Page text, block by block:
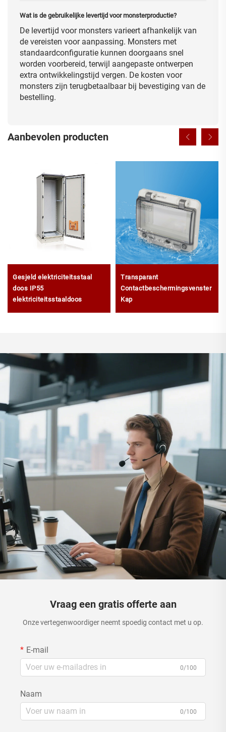
Wat is de gebruikelijke levertijd voor monsterproductie?
De levertijd voor monsters varieert afhankelijk van
de vereisten voor aanpassing. Monsters met
standaardconfiguratie kunnen doorgaans snel
worden voorbereid, terwijl aangepaste ontwerpen
extra ontwikkelingstijd vergen. De kosten voor
monsters zijn terugbetaalbaar bij bevestiging van de
bestelling.
Aanbevolen producten
Gesjeld elektriciteitsstaal
doos IP55
elektriciteitsstaaldoos
Transparant
Contactbeschermingsvenster
Kap
Vraag een gratis offerte aan
Onze vertegenwoordiger neemt spoedig contact met u op.
E-mail
0/100
Naam
0/100